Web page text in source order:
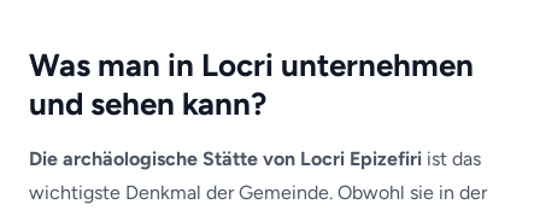
Was man in Locri unternehmen
und sehen kann?
Die archäologische Stätte von Locri Epizefiri ist das
wichtigste Denkmal der Gemeinde. Obwohl sie in der